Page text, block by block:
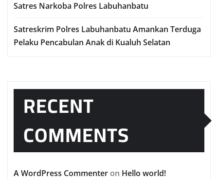
Satres Narkoba Polres Labuhanbatu
Satreskrim Polres Labuhanbatu Amankan Terduga
Pelaku Pencabulan Anak di Kualuh Selatan
RECENT
COMMENTS
A WordPress Commenter on Hello world!